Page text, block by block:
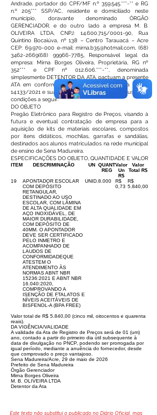
Andrade, portador do CPF/MF n.º 359.545.***-** e RG
n.º 205*** SSP/AC, residente e domiciliado neste
município, doravante denominado ÓRGÃO
GERENCIADOR, e do outro lado a empresa M. B.
OLIVEIRA LTDA, CNPJ: 14.600.715/0001-90, Rua
Quintino Bocaiúva, nº 138 – Centro Tarauacá – Acre
CEP: 69.970-000 e-mail:mirna.b35@hotmail.com, (68)
3462-2669(68) 99966-7785, Responsável legal da
empresa: Mirna Borges Oliveira, Proprietária, RG nº
352*** e CPF nº 012.606.***-**, denominada
simplesmente DETENTOR DA ATA, pactuam a presente
ATA em conformidade com o que dispõe a Lei nº
14.133/2021 e suas alterações, mediante as cláusulas e
condições a seguir:
DO OBJETO
Pregão Eletrônico para Registro de Preços, visando à
futura e eventual contratação de empresa para a
aquisição de kits de materiais escolares, compostos
por itens didáticos, mochilas, garrafas e sandálias,
destinados aos alunos matriculados na rede municipal
de ensino de Sena Madureira.
ESPECIFICAÇÕES DO OBJETO, QUANTIDADE E VALOR
ITEM DESCRIMINAÇÃO UN QUANT
REG
Valor
Un
R$
Valor
Total R$
19
APONTADOR ESCOLAR
COM DEPÓSITO
RETANGULAR,
DESTINADO AO USO
ESCOLAR, COM LÂMINA
DE ALTA QUALIDADE EM
AÇO INOXIDÁVEL, DE
MAIOR DURABILIDADE,
COM DEPÓSITO DE
40MM. O APONTADOR
DEVE SER CERTIFICADO
PELO INMETRO E
ACOMPANHADO DE
LAUDOS DE
CONFORMIDADEQUE
ATESTEM O
ATENDIMENTO ÀS
NORMAS ABNT NBR
15236:2021 E ABNT NBR
16.040:2020,
COMPROVANDO A
ISENÇÃO DE FTALATOS E
NÍVEIS ACEITÁVEIS DE
BISFENOL-A (BPA FREE)
UNID. 8.000
R$
0,73
R$
5.840,00
Valor total de R$ 5.840,00 (cinco mil, oitocentos e quarenta
reais).
DA VIGÊNCIA/VALIDADE
A validade da Ata de Registro de Preços será de 01 (um)
ano, contado a partir do primeiro dia útil subsequente à
data de divulgação no PNCP, podendo ser prorrogada por
igual período, mediante a anuência do fornecedor, desde
que comprovado o preço vantajoso.
Sena Madureira/Acre, 29 de maio de 2026
Prefeito de Sena Madureira
Órgão Gerenciador
Mirna Borges Oliveira
M. B. OLIVEIRA LTDA
Detentor da Ata
Este texto não substitui o publicado no Diário Oficial, mas